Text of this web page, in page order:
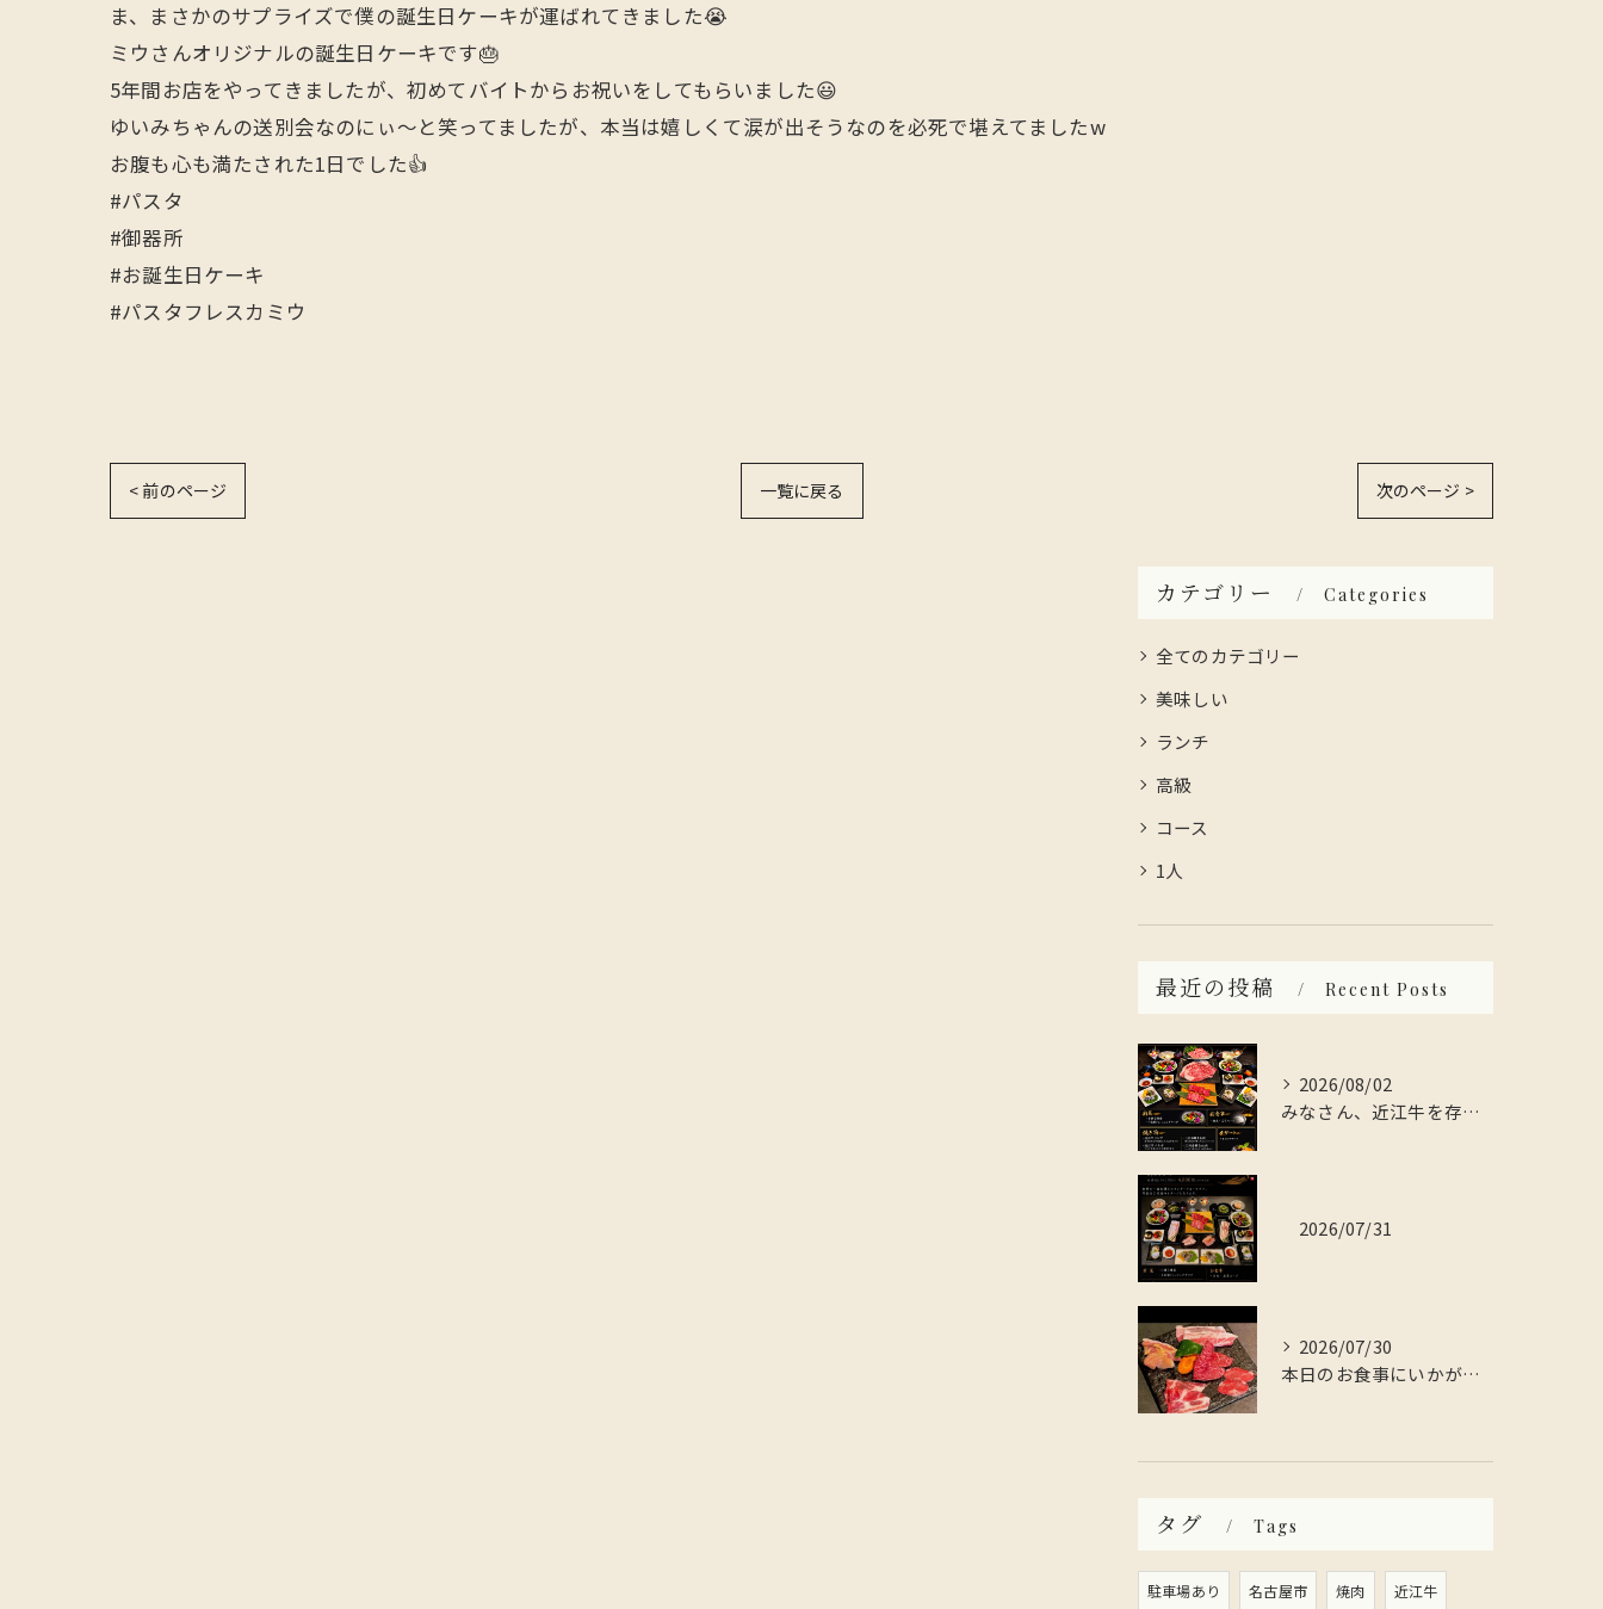
ま、まさかのサプライズで僕の誕生日ケーキが運ばれてきました😭
ミウさんオリジナルの誕生日ケーキです🎂
5年間お店をやってきましたが、初めてバイトからお祝いをしてもらいました😃
ゆいみちゃんの送別会なのにぃ〜と笑ってましたが、本当は嬉しくて涙が出そうなのを必死で堪えてましたw
お腹も心も満たされた1日でした👍
#パスタ
#御器所
#お誕生日ケーキ
#パスタフレスカミウ
< 前のページ 一覧に戻る 次のページ >
カテゴリー Categories
全てのカテゴリー
美味しい
ランチ
高級
コース
1人
最近の投稿 Recent Posts
2026/08/02
みなさん、近江牛を存分に楽しんでみませんか？
2026/07/31
2026/07/30
本日のお食事にいかがですか？
タグ Tags
駐車場あり 名古屋市 焼肉 近江牛